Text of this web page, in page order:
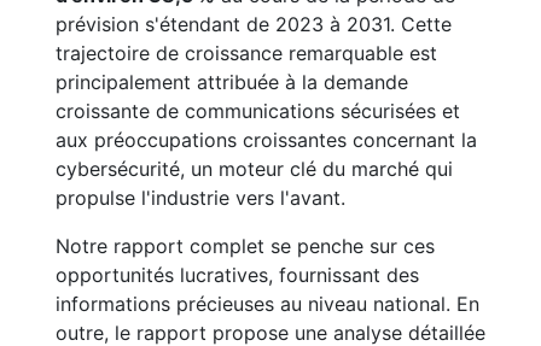
prévision s'étendant de 2023 à 2031. Cette
trajectoire de croissance remarquable est
principalement attribuée à la demande
croissante de communications sécurisées et
aux préoccupations croissantes concernant la
cybersécurité, un moteur clé du marché qui
propulse l'industrie vers l'avant.
Notre rapport complet se penche sur ces
opportunités lucratives, fournissant des
informations précieuses au niveau national. En
outre, le rapport propose une analyse détaillée